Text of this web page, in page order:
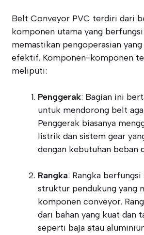
Belt Conveyor PVC terdiri dari
komponen utama yang
memastikan pengoperasian
efektif. Komponen-komponen
meliputi:
Penggerak: Bagian ini
untuk mendorong belt
Penggerak biasanya
listrik dan sistem gear
dengan kebutuhan beban
Rangka: Rangka berfungsi
struktur pendukung yang
komponen conveyor.
dari bahan yang kuat dan
seperti baja atau